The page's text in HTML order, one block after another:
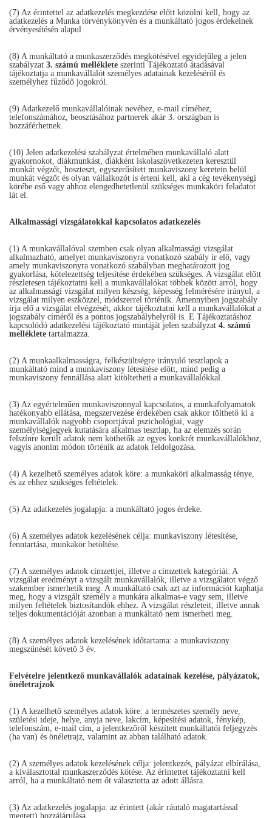
(7) Az érintettel az adatkezelés megkezdése előtt közölni kell, hogy az
adatkezelés a Munka törvénykönyvén és a munkáltató jogos érdekeinek
érvényesítésén alapul
(8) A munkáltató a munkaszerződés megkötésével egyidejűleg a jelen
szabályzat 3. számú melléklete szerinti Tájékoztató átadásával
tájékoztatja a munkavállalót személyes adatainak kezeléséről és
személyhez fűződő jogokról.
(9) Adatkezelő munkavállalóinak nevéhez, e-mail címéhez,
telefonszámához, beosztásához partnerek akár 3. országban is
hozzáférhetnek.
(10) Jelen adatkezelési szabályzat értelmében munkavállaló alatt
gyakornokot, diákmunkást, diákként iskolaszövetkezeten keresztül
munkát végzőt, hoszteszt, egyszerűsített munkaviszony keretein belül
munkát végzőt és olyan vállalkozót is érteni kell, aki a cég tevékenységi
körébe eső vagy ahhoz elengedhetetlenül szükséges munkaköri feladatot
lát el.
Alkalmassági vizsgálatokkal kapcsolatos adatkezelés
(1) A munkavállalóval szemben csak olyan alkalmassági vizsgálat
alkalmazható, amelyet munkaviszonyra vonatkozó szabály ír elő, vagy
amely munkaviszonyra vonatkozó szabályban meghatározott jog
gyakorlása, kötelezettség teljesítése érdekében szükséges. A vizsgálat előtt
részletesen tájékoztatni kell a munkavállalókat többek között arról, hogy
az alkalmassági vizsgálat milyen készség, képesség felmérésére irányul, a
vizsgálat milyen eszközzel, módszerrel történik. Amennyiben jogszabály
írja elő a vizsgálat elvégzését, akkor tájékoztatni kell a munkavállalókat a
jogszabály címéről és a pontos jogszabályhelyről is. E Tájékoztatáshoz
kapcsolódó adatkezelési tájékoztató mintáját jelen szabályzat 4. számú
melléklete tartalmazza.
(2) A munkaalkalmasságra, felkészültségre irányuló tesztlapok a
munkáltató mind a munkaviszony létesítése előtt, mind pedig a
munkaviszony fennállása alatt kitöltetheti a munkavállalókkal.
(3) Az egyértelműen munkaviszonnyal kapcsolatos, a munkafolyamatok
hatékonyabb ellátása, megszervezése érdekében csak akkor tölthető ki a
munkavállalók nagyobb csoportjával pszichológiai, vagy
személyiségjegyek kutatására alkalmas tesztlap, ha az elemzés során
felszínre került adatok nem köthetők az egyes konkrét munkavállalókhoz,
vagyis anonim módon történik az adatok feldolgozása.
(4) A kezelhető személyes adatok köre: a munkaköri alkalmasság ténye,
és az ehhez szükséges feltételek.
(5) Az adatkezelés jogalapja: a munkáltató jogos érdeke.
(6) A személyes adatok kezelésének célja: munkaviszony létesítése,
fenntartása, munkakör betöltése.
(7) A személyes adatok címzettjei, illetve a címzettek kategóriái: A
vizsgálat eredményt a vizsgált munkavállalók, illetve a vizsgálatot végző
szakember ismerhetik meg. A munkáltató csak azt az információt kaphatja
meg, hogy a vizsgált személy a munkára alkalmas-e vagy sem, illetve
milyen feltételek biztosítandók ehhez. A vizsgálat részleteit, illetve annak
teljes dokumentációját azonban a munkáltató nem ismerheti meg.
(8) A személyes adatok kezelésének időtartama: a munkaviszony
megszűnését követő 3 év.
Felvételre jelentkező munkavállalók adatainak kezelése, pályázatok,
önéletrajzok
(1) A kezelhető személyes adatok köre: a természetes személy neve,
születési ideje, helye, anyja neve, lakcím, képesítési adatok, fénykép,
telefonszám, e-mail cím, a jelentkezőről készített munkáltatói feljegyzés
(ha van) és önéletrajz, valamint az abban található adatok.
(2) A személyes adatok kezelésének célja: jelentkezés, pályázat elbírálása,
a kiválasztottal munkaszerződés kötése. Az érintettet tájékoztatni kell
arról, ha a munkáltató nem őt választotta az adott állásra.
(3) Az adatkezelés jogalapja: az érintett (akár ráutaló magatartással
megtett) hozzájárulása.